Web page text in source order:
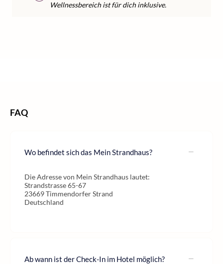
Wellnessbereich ist für dich inklusive.
FAQ
Wo befindet sich das Mein Strandhaus?
Die Adresse von Mein Strandhaus lautet:
Strandstrasse 65-67
23669 Timmendorfer Strand
Deutschland
Ab wann ist der Check-In im Hotel möglich?